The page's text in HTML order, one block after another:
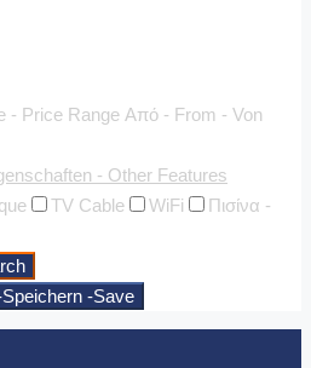
- Price Range Από - From - Von
- Other Features
TV Cable WiFi
Πισίνα -
-Save